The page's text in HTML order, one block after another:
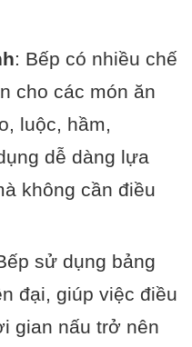
: Bếp có nhiều chế
cho các món ăn
luộc, hầm,
dễ dàng lựa
không cần điều
sử dụng bảng
đại, giúp việc điều
gian nấu trở nên